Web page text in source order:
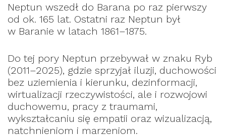
Neptun wszedł do Barana po raz pierwszy
od ok. 165 lat. Ostatni raz Neptun był
w Baranie w latach 1861–1875.
Do tej pory Neptun przebywał w znaku Ryb
(2011–2025), gdzie sprzyjał iluzji, duchowości
bez uziemienia i kierunku, dezinformacji,
wirtualizacji rzeczywistości, ale i rozwojowi
duchowemu, pracy z traumami,
wykształcaniu się empatii oraz wizualizacją,
natchnieniom i marzeniom.